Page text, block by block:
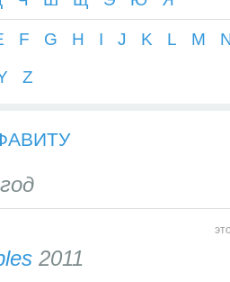
F G H I J K L M
Z
год
2011